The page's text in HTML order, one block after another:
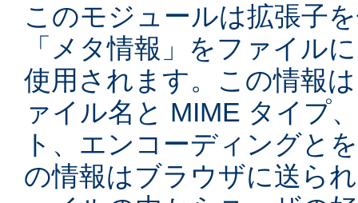
このモジュールは拡張子
「メタ情報」をファイル
使用されます。この情報
ァイル名と MIME タイプ
ト、エンコーディングと
の情報はブラウザに送ら